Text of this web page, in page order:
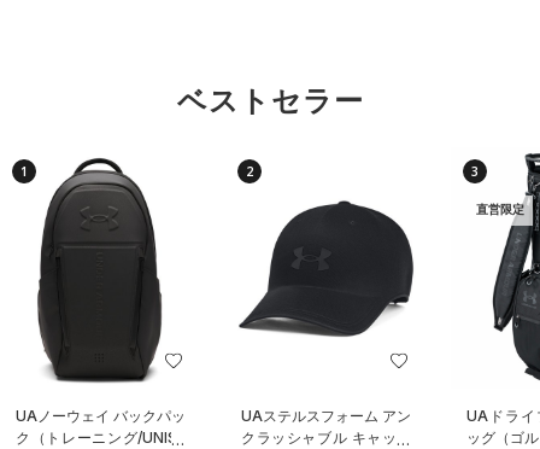
ベストセラー
1
UAノーウェイ バックパッ
ク（トレーニング/UNISE
2
UAステルスフォーム アン
クラッシャブル キャップ
3
直営限定
UAドライ
ッグ（ゴ